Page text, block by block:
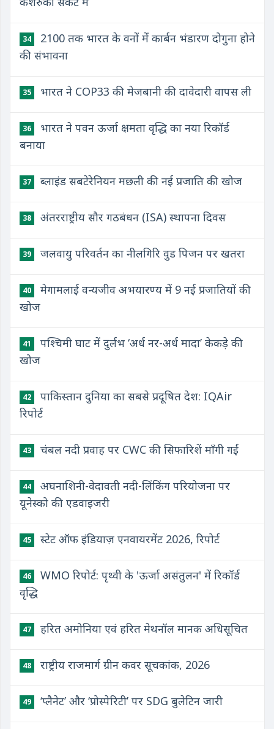
34
2100 तक भारत के वनों में कार्बन भंडारण दोगुना होने
की संभावना
35 भारत ने COP33 की मेजबानी की दावेदारी वापस ली
36
भारत ने पवन ऊर्जा क्षमता वृद्धि का नया रिकॉर्ड
बनाया
37 ब्लाइंड सबटेरेनियन मछली की नई प्रजाति की खोज
38 अंतरराष्ट्रीय सौर गठबंधन (ISA) स्थापना दिवस
39 जलवायु परिवर्तन का नीलगिरि वुड पिजन पर खतरा
40
मेगामलाई वन्यजीव अभयारण्य में 9 नई प्रजातियों की
खोज
41
पश्चिमी घाट में दुर्लभ ‘अर्ध नर-अर्ध मादा’ केकड़े की
खोज
42
पाकिस्तान दुनिया का सबसे प्रदूषित देश: IQAir
रिपोर्ट
43 चंबल नदी प्रवाह पर CWC की सिफारिशें माँगी गईं
44
अघनाशिनी-वेदावती नदी-लिंकिंग परियोजना पर
यूनेस्को की एडवाइजरी
45 स्टेट ऑफ इंडियाज़ एनवायरमेंट 2026, रिपोर्ट
46
WMO रिपोर्ट: पृथ्वी के 'ऊर्जा असंतुलन' में रिकॉर्ड
वृद्धि
47 हरित अमोनिया एवं हरित मेथनॉल मानक अधिसूचित
48 राष्ट्रीय राजमार्ग ग्रीन कवर सूचकांक, 2026
49 ‘प्लैनेट’ और ‘प्रोस्पेरिटी’ पर SDG बुलेटिन जारी